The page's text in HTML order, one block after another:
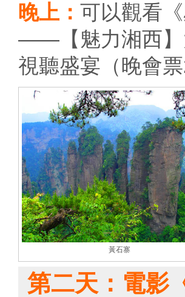
晚上： 可以觀看
——【魅力湘西】
視聽盛宴（晚會
黃石寨
第二天：電影